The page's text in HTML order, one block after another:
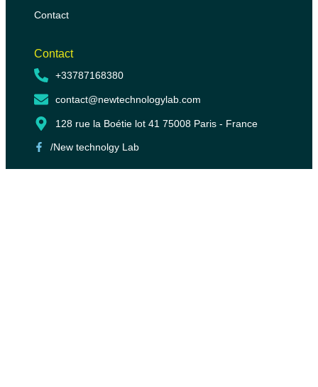
Contact
Contact
+33787168380
contact@newtechnologylab.com
128 rue la Boétie lot 41 75008 Paris - France
/New technolgy Lab